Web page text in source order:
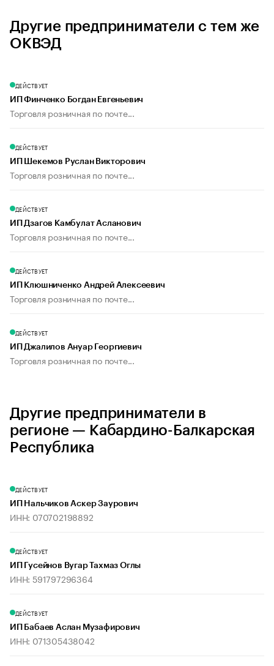
Другие предприниматели с тем же
ОКВЭД
ДЕЙСТВУЕТ
ИП Финченко Богдан Евгеньевич
Торговля розничная по почте...
ДЕЙСТВУЕТ
ИП Шекемов Руслан Викторович
Торговля розничная по почте...
ДЕЙСТВУЕТ
ИП Дзагов Камбулат Асланович
Торговля розничная по почте...
ДЕЙСТВУЕТ
ИП Клюшниченко Андрей Алексеевич
Торговля розничная по почте...
ДЕЙСТВУЕТ
ИП Джалилов Ануар Георгиевич
Торговля розничная по почте...
Другие предприниматели в
регионе — Кабардино-Балкарская
Республика
ДЕЙСТВУЕТ
ИП Нальчиков Аскер Заурович
ИНН: 070702198892
ДЕЙСТВУЕТ
ИП Гусейнов Вугар Тахмаз Оглы
ИНН: 591797296364
ДЕЙСТВУЕТ
ИП Бабаев Аслан Музафирович
ИНН: 071305438042